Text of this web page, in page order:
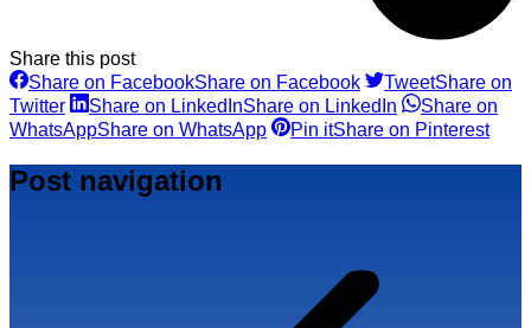
Share this post
Share on FacebookShare on Facebook TweetShare on
Twitter
Share on LinkedInShare on LinkedIn
Share on
WhatsAppShare on WhatsApp Pin itShare on Pinterest
Post navigation